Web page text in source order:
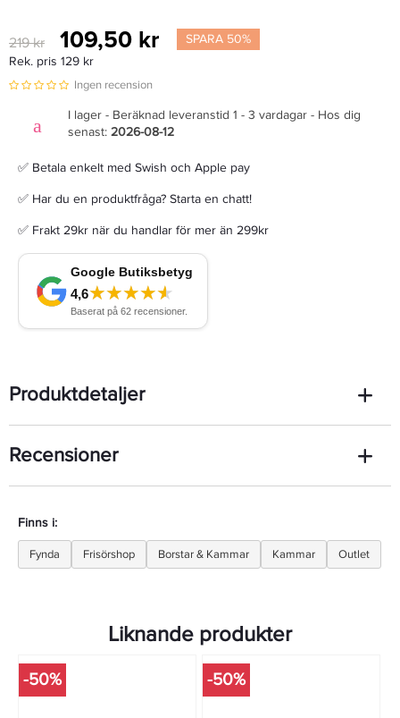
219 kr 109,50 kr
SPARA 50%
Rek. pris 129 kr
Ingen recension
I lager - Beräknad leveranstid 1 - 3 vardagar - Hos dig
senast: 2026-08-12
✅ Betala enkelt med Swish och Apple pay
✅ Har du en produktfråga? Starta en chatt!
✅ Frakt 29kr när du handlar för mer än 299kr
Produktdetaljer
Recensioner
Finns i:
Fynda Frisörshop Borstar & Kammar Kammar Outlet
Liknande produkter
-50% -50%